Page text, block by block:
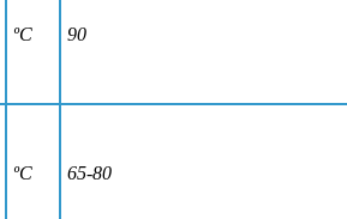
ºС 90
ºС 65-80